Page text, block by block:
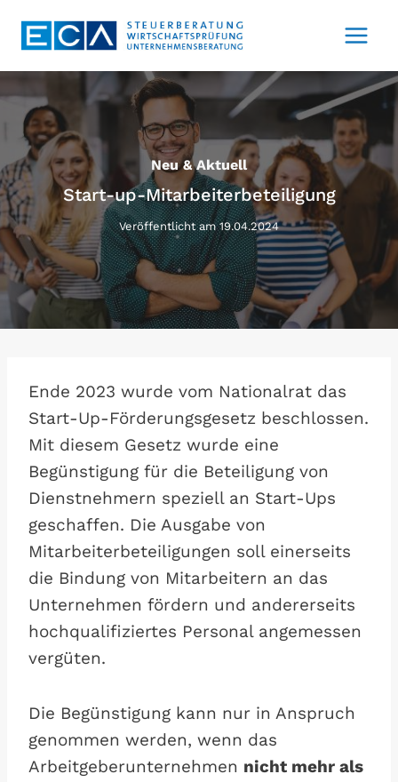
Inhalt
Neu & Aktuell
Start-up-Mitarbeiterbeteiligung
Veröffentlicht am 19.04.2024
Ende 2023 wurde vom Nationalrat das
Start-Up-Förderungsgesetz beschlossen.
Mit diesem Gesetz wurde eine
Begünstigung für die Beteiligung von
Dienstnehmern speziell an Start-Ups
geschaffen. Die Ausgabe von
Mitarbeiterbeteiligungen soll einerseits
die Bindung von Mitarbeitern an das
Unternehmen fördern und andererseits
hochqualifiziertes Personal angemessen
vergüten.
Die Begünstigung kann nur in Anspruch
genommen werden, wenn das
Arbeitgeberunternehmen nicht mehr als